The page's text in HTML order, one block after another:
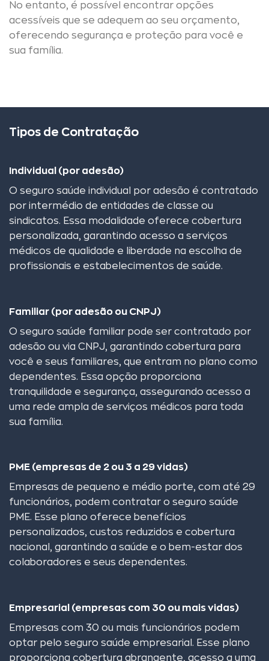
No entanto, é possível encontrar opções
acessíveis que se adequem ao seu orçamento,
oferecendo segurança e proteção para você e
sua família.
Tipos de Contratação
Individual (por adesão)
O seguro saúde individual por adesão é contratado
por intermédio de entidades de classe ou
sindicatos. Essa modalidade oferece cobertura
personalizada, garantindo acesso a serviços
médicos de qualidade e liberdade na escolha de
profissionais e estabelecimentos de saúde.
Familiar (por adesão ou CNPJ)
O seguro saúde familiar pode ser contratado por
adesão ou via CNPJ, garantindo cobertura para
você e seus familiares, que entram no plano como
dependentes. Essa opção proporciona
tranquilidade e segurança, assegurando acesso a
uma rede ampla de serviços médicos para toda
sua família.
PME (empresas de 2 ou 3 a 29 vidas)
Empresas de pequeno e médio porte, com até 29
funcionários, podem contratar o seguro saúde
PME. Esse plano oferece benefícios
personalizados, custos reduzidos e cobertura
nacional, garantindo a saúde e o bem-estar dos
colaboradores e seus dependentes.
Empresarial (empresas com 30 ou mais vidas)
Empresas com 30 ou mais funcionários podem
optar pelo seguro saúde empresarial. Esse plano
proporciona cobertura abrangente, acesso a uma